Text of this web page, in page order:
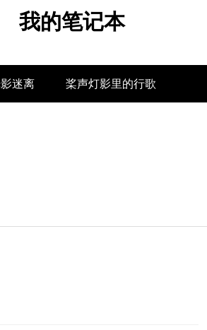
我的笔记本
迷离 桨声灯影里的行歌